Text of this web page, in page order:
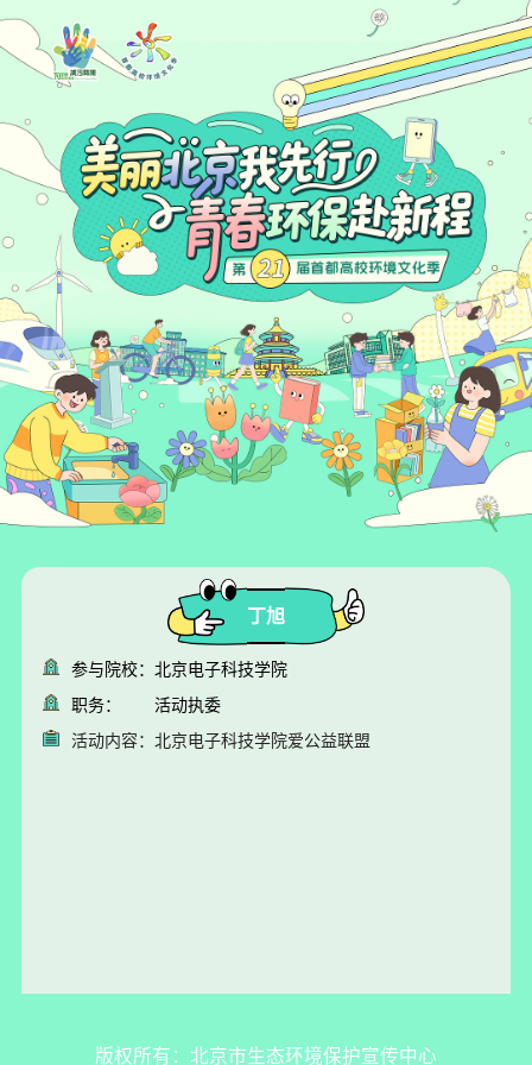
丁旭
参与院校： 北京电子科技学院
职务：
活动执委
活动内容： 北京电子科技学院爱公益联盟
版权所有：北京市生态环境保护宣传中心